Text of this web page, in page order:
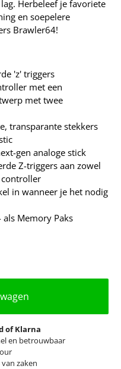
Herbeleef je favoriete
en soepelere
Brawler64!
'z' triggers
met een
met twee
transparante stekkers
gen analoge stick
Z-triggers aan zowel
in wanneer je het nodig
Memory Paks
of Klarna
en betrouwbaar
zaken